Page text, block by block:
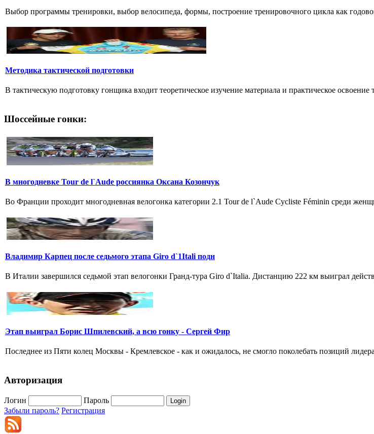
Выбор программы тренировки, выбор велосипеда, формы, построение тренировочного цикла как
Методика тактической подготовки
В тактическую подготовку гонщика входит теоретическое изучение материала и практическое
Шоссейные гонки:
В многодневке Tour de l`Aude россиянка Оксана Козончук
Во Франции проходит многодневная велогонка категории 2.1 Tour de l`Aude Cycliste Féminin среди
Владимир Карпец после седьмого этапа Giro d`1Itali подн
В Италии завершился седьмой этап велогонки Гранд-тура Giro d`Italia. Дистанцию 222 км выиграл
Этап выиграл Борис Шпилевский, а всю гонку - Сергей Фир
Последнее из Пяти колец Москвы - Кремлевское - как и ожидалось, не смогло поколебать позиций
Авторизация
Логин
Пароль
Забыли пароль? Регистрация